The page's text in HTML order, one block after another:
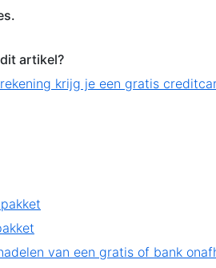
artikel?
krijg je een gratis
van een gratis of bank